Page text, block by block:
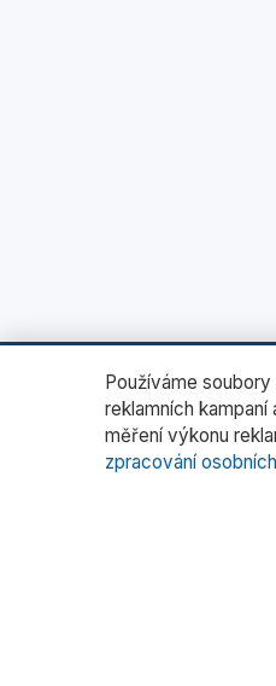
Používáme
reklamních
měření výkonu
zpracování